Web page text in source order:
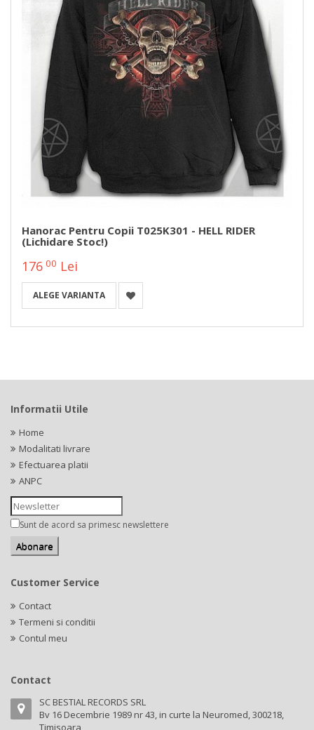
Hanorac Pentru Copii T025K301 - HELL RIDER
(Lichidare Stoc!)
176 00 Lei
ALEGE VARIANTA
Informatii Utile
Home
Modalitati livrare
Efectuarea platii
ANPC
Sunt de acord sa primesc newslettere
Customer Service
Contact
Termeni si conditii
Contul meu
Contact
SC BESTIAL RECORDS SRL
Bv 16 Decembrie 1989 nr 43, in curte la Neuromed, 300218,
Timisoara